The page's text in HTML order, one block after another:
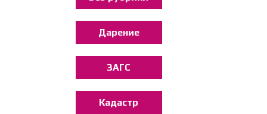
Дарение
ЗАГС
Кадастр